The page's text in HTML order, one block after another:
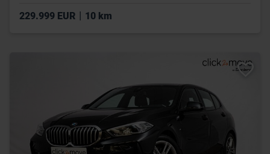
229.999 EUR | 10 km